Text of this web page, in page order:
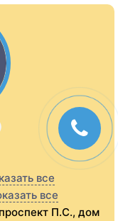
все
все
П.С., дом